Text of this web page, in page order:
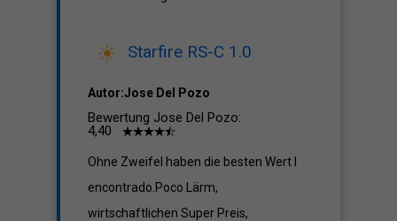
Starfire RS-C 1.0
Autor:Jose Del Pozo
Bewertung Jose Del Pozo:
4,40
Ohne Zweifel haben die besten Wert I
encontrado.Poco Lärm,
wirtschaftlichen Super Preis,